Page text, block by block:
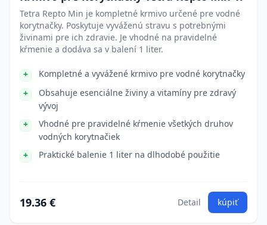
Tetra Repto Min je kompletné krmivo určené pre vodné
korytnačky. Poskytuje vyváženú stravu s potrebnými
živinami pre ich zdravie. Je vhodné na pravidelné
kŕmenie a dodáva sa v balení 1 liter.
Kompletné a vyvážené krmivo pre vodné korytnačky
Obsahuje esenciálne živiny a vitamíny pre zdravý
vývoj
Vhodné pre pravidelné kŕmenie všetkých druhov
vodných korytnačiek
Praktické balenie 1 liter na dlhodobé použitie
19.36 € Detail kúpiť